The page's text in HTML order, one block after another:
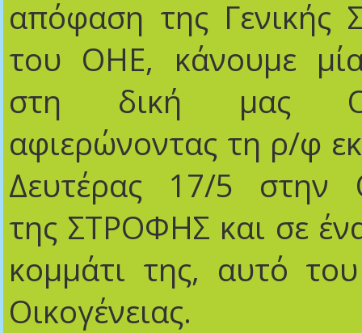
απόφαση της Γενικής
του ΟΗΕ, κάνουμε
στη δική μας
αφιερώνοντας τη ρ/φ
Δευτέρας 17/5 στην
της ΣΤΡΟΦΗΣ και σε
κομμάτι της, αυτό
Οικογένειας.